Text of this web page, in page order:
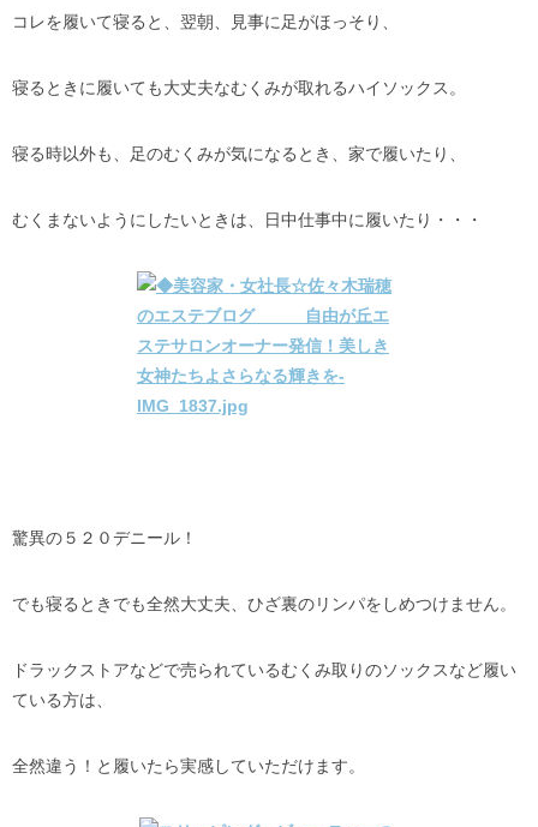
コレを履いて寝ると、翌朝、見事に足がほっそり、
寝るときに履いても大丈夫なむくみが取れるハイソックス。
寝る時以外も、足のむくみが気になるとき、家で履いたり、
むくまないようにしたいときは、日中仕事中に履いたり・・・
驚異の５２０デニール！
でも寝るときでも全然大丈夫、ひざ裏のリンパをしめつけません。
ドラックストアなどで売られているむくみ取りのソックスなど履い
ている方は、
全然違う！と履いたら実感していただけます。